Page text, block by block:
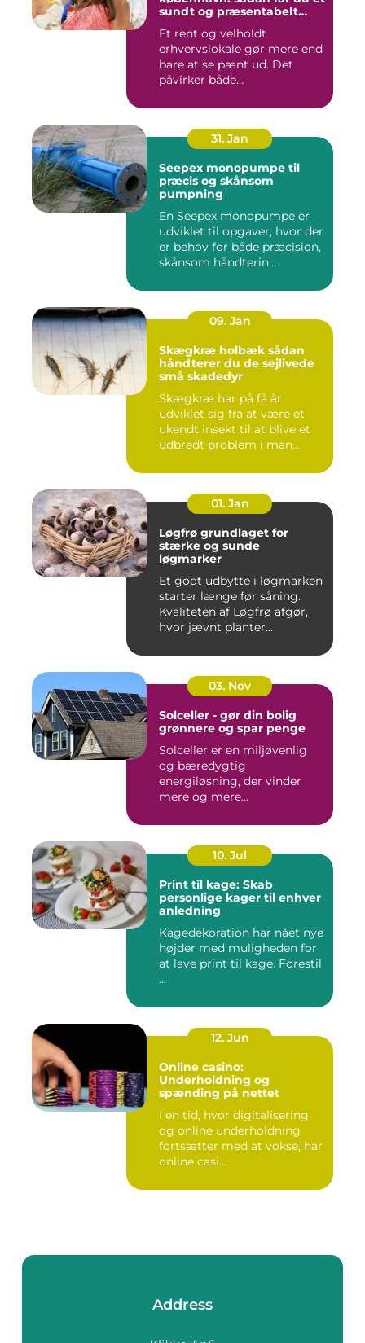
sundt og præsentabelt
Et rent og velholdt
erhvervslokale gør mere end
bare at se pænt ud. Det
påvirker både
31. Jan
Seepex monopumpe til
præcis og skånsom
pumpning
En Seepex monopumpe er
udviklet til opgaver, hvor der
er behov for både præcision,
skånsom håndterin...
09. Jan
Skægkræ holbæk sådan
håndterer du de sejlivede
små skadedyr
Skægkræ har på få år
udviklet sig fra at være et
ukendt insekt til at blive et
udbredt problem i man...
01. Jan
Løgfrø grundlaget for
stærke og sunde
løgmarker
Et godt udbytte i løgmarken
starter længe før såning.
Kvaliteten af Løgfrø afgør,
hvor jævnt planter...
03. Nov
Solceller - gør din bolig
grønnere og spar penge
Solceller er en miljøvenlig
og bæredygtig
energiløsning, der vinder
mere og mere...
10. Jul
Print til kage: Skab
personlige kager til enhver
anledning
Kagedekoration har nået nye
højder med muligheden for
at lave print til kage. Forestil
...
12. Jun
Online casino:
Underholdning og
spænding på nettet
I en tid, hvor digitalisering
og online underholdning
fortsætter med at vokse, har
online casi...
Address